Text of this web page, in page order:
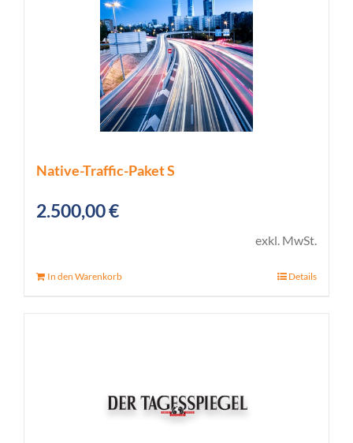
Native-Traffic-Paket S
2.500,00€
exkl. MwSt.
In den Warenkorb Details